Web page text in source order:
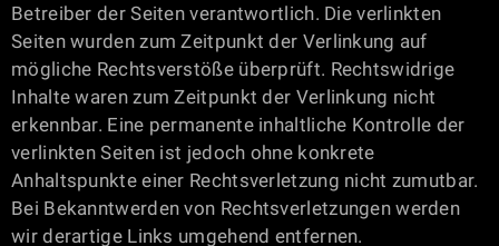
Betreiber der Seiten verantwortlich. Die verlinkten
Seiten wurden zum Zeitpunkt der Verlinkung auf
mögliche Rechtsverstöße überprüft. Rechtswidrige
Inhalte waren zum Zeitpunkt der Verlinkung nicht
erkennbar. Eine permanente inhaltliche Kontrolle der
verlinkten Seiten ist jedoch ohne konkrete
Anhaltspunkte einer Rechtsverletzung nicht zumutbar.
Bei Bekanntwerden von Rechtsverletzungen werden
wir derartige Links umgehend entfernen.